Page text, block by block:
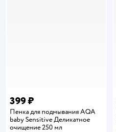
399 ₽
Пенка для подмывания AQA
baby Sensitive Деликатное
очищение 250 мл